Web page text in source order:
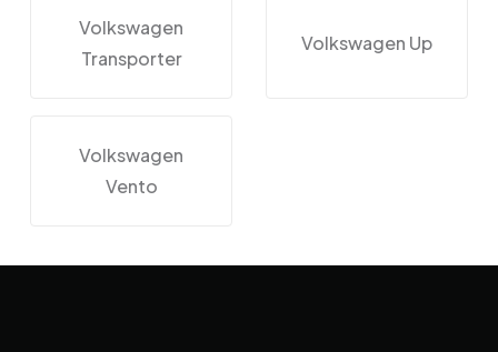
Volkswagen
Transporter
Volkswagen Up
Volkswagen
Vento